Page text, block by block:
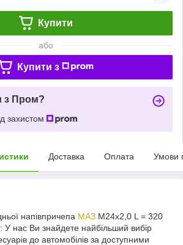
Купити
або
Купити з
з Пром?
захистом
Доставка Оплата Умови
напівпричепа МАЗ М24х2,0 L = 320
нас Ви знайдете найбільший вибір
до автомобілів за доступними